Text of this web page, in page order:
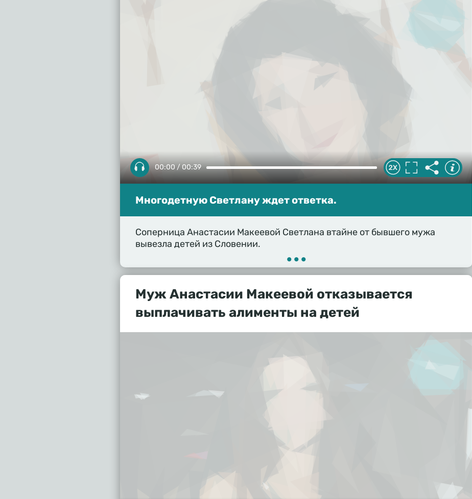
00:00 / 00:39
Многодетную Светлану ждет ответка.
Соперница Анастасии Макеевой Светлана втайне от бывшего мужа
вывезла детей из Словении.
•••
Муж Анастасии Макеевой отказывается
выплачивать алименты на детей